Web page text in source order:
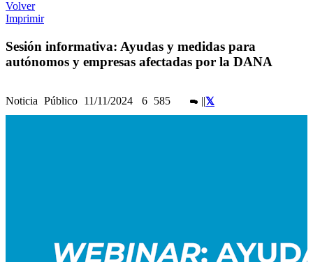
Volver
Imprimir
Sesión informativa: Ayudas y medidas para
autónomos y empresas afectadas por la DANA
Noticia Público 11/11/2024 6 585 ||